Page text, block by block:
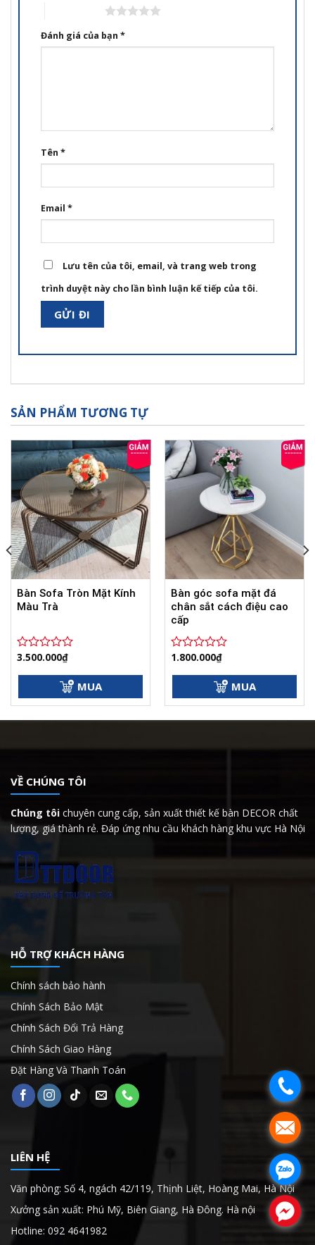
Đánh giá của bạn *
Tên *
Email *
Lưu tên của tôi, email, và trang web trong
trình duyệt này cho lần bình luận kế tiếp của tôi.
SẢN PHẨM TƯƠNG TỰ
Bàn Sofa Tròn Mặt Kính
Màu Trà
Được
5
3.500.000₫
MUA
Bàn góc sofa mặt đá
chân sắt cách điệu cao
cấp
Được
5
1.800.000₫
MUA
VỀ CHÚNG TÔI
Chúng tôi chuyên cung cấp, sản xuất thiết kế bàn DECOR chất
lượng, giá thành rẻ. Đáp ứng nhu cầu khách hàng khu vực Hà Nội
HỖ TRỢ KHÁCH HÀNG
Chính sách bảo hành
Chính Sách Bảo Mật
Chính Sách Đổi Trả Hàng
Chính Sách Giao Hàng
Đặt Hàng Và Thanh Toán
LIÊN HỆ
Văn phòng: Số 4, ngách 42/119, Thịnh Liệt, Hoàng Mai, Hà Nội
Xưởng sản xuất: Phú Mỹ, Biên Giang, Hà Đông. Hà nội
Hotline: 092 4641982
.
.
.
.